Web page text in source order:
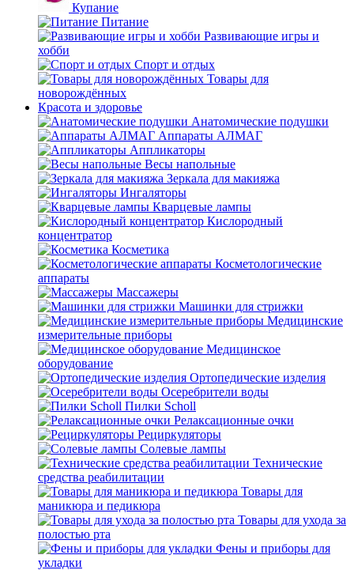
Купание
Питание
Развивающие игры и
хобби
Спорт и отдых
Товары для
новорождённых
Красота и здоровье
Анатомические подушки
Аппараты АЛМАГ
Аппликаторы
Весы напольные
Зеркала для макияжа
Ингаляторы
Кварцевые лампы
Кислородный
концентратор
Косметика
Косметологические
аппараты
Массажеры
Машинки для стрижки
Медицинские
измерительные приборы
Медицинское
оборудование
Ортопедические изделия
Осеребрители воды
Пилки Scholl
Релаксационные очки
Рециркуляторы
Солевые лампы
Технические
средства реабилитации
Товары для
маникюра и педикюра
Товары для ухода за
полостью рта
Фены и приборы для
укладки